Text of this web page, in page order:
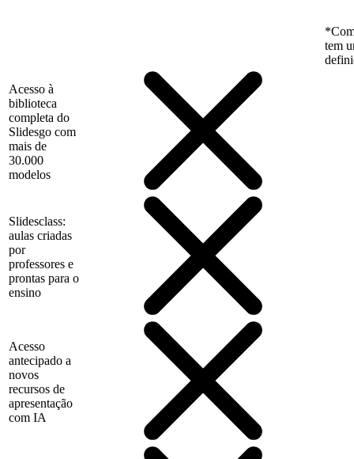
tem
Acesso à
biblioteca
completa do
Slidesgo com
mais de
30.000
modelos
Slidesclass:
aulas criadas
por
professores e
prontas para o
ensino
Acesso
antecipado a
novos
recursos de
apresentação
com IA